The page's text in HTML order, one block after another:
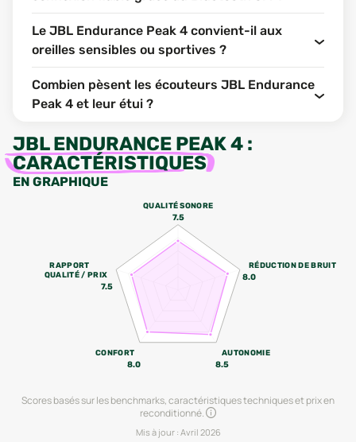
Le JBL Endurance Peak 4 convient-il aux
oreilles sensibles ou sportives ?
Combien pèsent les écouteurs JBL Endurance
Peak 4 et leur étui ?
JBL ENDURANCE PEAK 4 :
CARACTÉRISTIQUES
EN GRAPHIQUE
QUALITÉ SONORE
7.5
RÉDUCTION DE BRUIT
8.0
AUTONOMIE
8.5
CONFORT
8.0
RAPPORT
QUALITÉ / PRIX
7.5
Scores basés sur les benchmarks, caractéristiques techniques et prix en
reconditionné.
Mis à jour : Avril 2026